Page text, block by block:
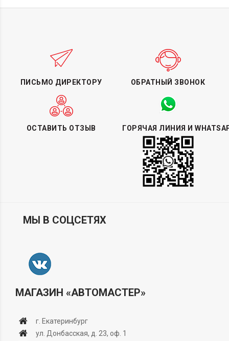
ПИСЬМО ДИРЕКТОРУ ОБРАТНЫЙ ЗВОНОК
ОСТАВИТЬ ОТЗЫВ ГОРЯЧАЯ ЛИНИЯ И
МЫ В СОЦСЕТЯХ
МАГАЗИН «АВТОМАСТЕР»
г. Екатеринбург
ул. Донбасская, д. 23, оф. 1